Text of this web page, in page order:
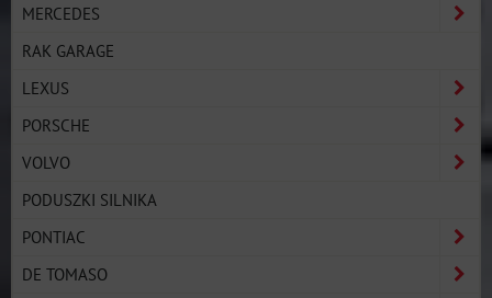
MERCEDES
RAK GARAGE
LEXUS
PORSCHE
VOLVO
PODUSZKI SILNIKA
PONTIAC
DE TOMASO